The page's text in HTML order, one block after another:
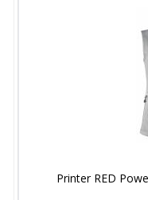
Printer RED